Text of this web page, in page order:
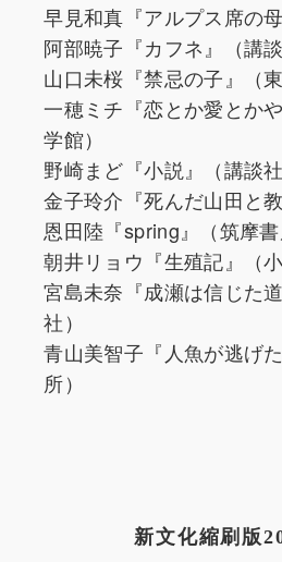
早見和真『アルプス席の
阿部暁子『カフネ』（講談
山口未桜『禁忌の子』（
一穂ミチ『恋とか愛とか
学館）
野崎まど『小説』（講談社
金子玲介『死んだ山田と
恩田陸『spring』（筑摩書
朝井リョウ『生殖記』（小
宮島未奈『成瀬は信じた
社）
青山美智子『人魚が逃げ
所）
新文化縮刷版